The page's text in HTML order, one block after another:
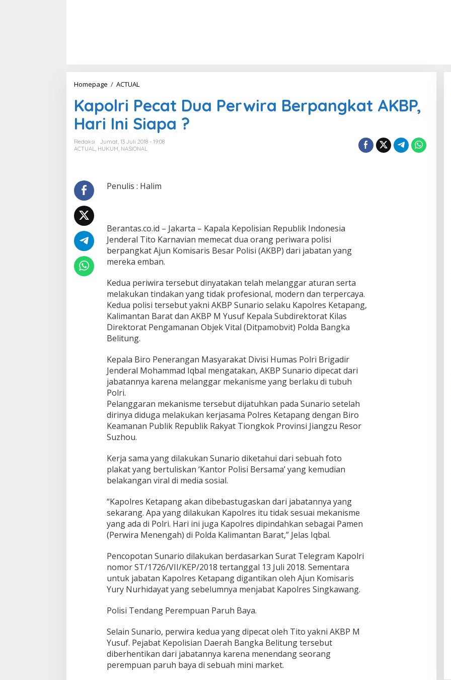
Homepage / ACTUAL
p
l
r
i
P
t
e
r
w
i
r
B
e
r
p
a
n
g
a
t
A
K
P
,
H
a
I
i
S
a
p
a
?
Kapolri Pecat Dua Perwira Berpangkat AKBP,
Hari Ini Siapa ?
Redaksi
Jumat, 13 Juli 2018 - 19:08
ACTUAL, HUKUM, NASIONAL
Penulis : Halim
Berantas.co.id – Jakarta – Kapala Kepolisian Republik Indonesia
Jenderal Tito Karnavian memecat dua orang periwara polisi
berpangkat Ajun Komisaris Besar Polisi (AKBP) dari jabatan yang
mereka emban.
Kedua periwira tersebut dinyatakan telah melanggar aturan serta
melakukan tindakan yang tidak profesional, modern dan terpercaya.
Kedua polisi tersebut yakni AKBP Sunario selaku Kapolres Ketapang,
Kalimantan Barat dan AKBP M Yusuf Kepala Subdirektorat Kilas
Direktorat Pengamanan Objek Vital (Ditpamobvit) Polda Bangka
Belitung.
Kepala Biro Penerangan Masyarakat Divisi Humas Polri Brigadir
Jenderal Mohammad Iqbal mengatakan, AKBP Sunario dipecat dari
jabatannya karena melanggar mekanisme yang berlaku di tubuh
Polri.
Pelanggaran mekanisme tersebut dijatuhkan pada Sunario setelah
dirinya diduga melakukan kerjasama Polres Ketapang dengan Biro
Keamanan Publik Republik Rakyat Tiongkok Provinsi Jiangzu Resor
Suzhou.
Kerja sama yang dilakukan Sunario diketahui dari sebuah foto
plakat yang bertuliskan ‘Kantor Polisi Bersama’ yang kemudian
belakangan viral di media sosial.
“Kapolres Ketapang akan dibebastugaskan dari jabatannya yang
sekarang. Apa yang dilakukan Kapolres itu tidak sesuai mekanisme
yang ada di Polri. Hari ini juga Kapolres dipindahkan sebagai Pamen
(Perwira Menengah) di Polda Kalimantan Barat,” Jelas Iqbal.
Pencopotan Sunario dilakukan berdasarkan Surat Telegram Kapolri
nomor ST/1726/VII/KEP/2018 tertanggal 13 Juli 2018. Sementara
untuk jabatan Kapolres Ketapang digantikan oleh Ajun Komisaris
Yury Nurhidayat yang sebelumnya menjabat Kapolres Singkawang.
Polisi Tendang Perempuan Paruh Baya.
Selain Sunario, perwira kedua yang dipecat oleh Tito yakni AKBP M
Yusuf. Pejabat Kepolisian Daerah Bangka Belitung tersebut
diberhentikan dari jabatannya karena menendang seorang
perempuan paruh baya di sebuah mini market.